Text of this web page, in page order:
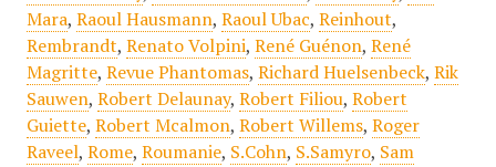
Mara, Raoul Hausmann, Raoul Ubac, Reinhout,
Rembrandt, Renato Volpini, René Guénon, René
Magritte, Revue Phantomas, Richard Huelsenbeck, Rik
Sauwen, Robert Delaunay, Robert Filiou, Robert
Guiette, Robert Mcalmon, Robert Willems, Roger
Raveel, Rome, Roumanie, S.Cohn, S.Samyro, Sam